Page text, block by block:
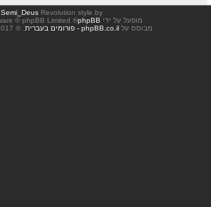
Revolution style by
Semi_Deus
מופעל על ידי phpBB
® Forum Software © phpBB Limited
מבוסס על phpBB.co.il - פורומים בעברית . © 2017 - phpBB.co.il.